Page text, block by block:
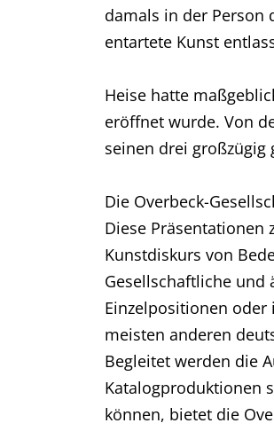
damals in der Person
entartete Kunst
Heise hatte
eröffnet wurde. Von
seinen drei großzügig
Die Overbeck-
Diese
Kunstdiskurs von
Gesellschaftliche und
Einzelpositionen
meisten anderen
Begleitet werden die
Katalogproduktionen
können, bietet die